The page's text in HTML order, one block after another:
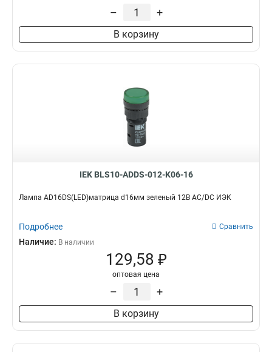
– +
В корзину
IEK BLS10-ADDS-012-K06-16
Лампа AD16DS(LED)матрица d16мм зеленый 12В AC/DC ИЭК
Подробнее Сравнить
Наличие: В наличии
129,58 ₽
оптовая цена
– +
В корзину